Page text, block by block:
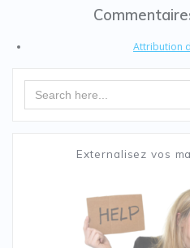
Attribution
Externalisez vos